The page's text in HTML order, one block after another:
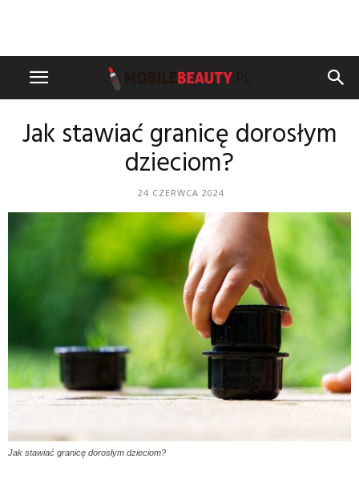
Jak stawiać granicę dorosłym
dzieciom?
24 CZERWCA 2024
Jak stawiać granicę dorosłym dzieciom?